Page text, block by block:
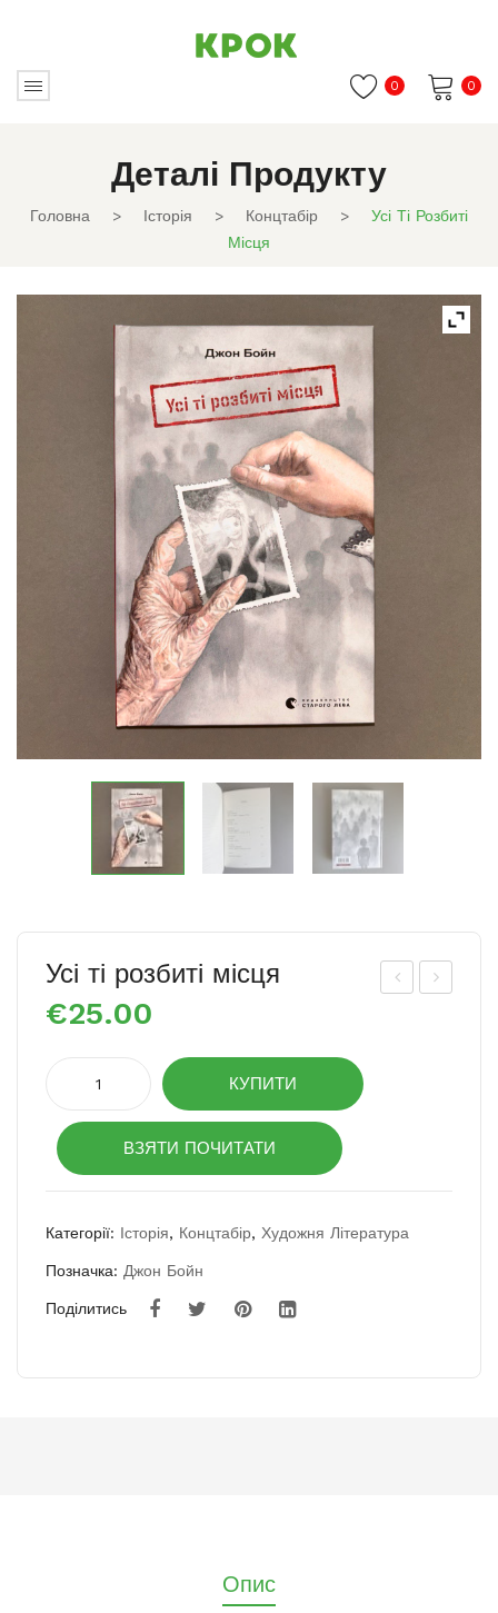
0
0
Деталі Продукту
Головна > Історія > Концтабір >
Усі Ті Розбиті
Місця
істо
рич
Усі ті розбиті місця
€25.00
ті
розбиті
місця
кількість
КУПИТИ
ВЗЯТИ ПОЧИТАТИ
Категорії: Історія, Концтабір, Художня Література
Позначка: Джон Бойн
Поділитись
Опис